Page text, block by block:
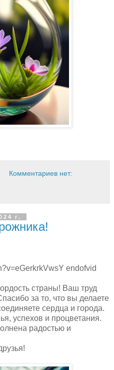
Комментариев нет:
г.
endofvid
страны! Ваш труд
за то, что вы делаете
сердца и города.
успехов и процветания.
радостью и